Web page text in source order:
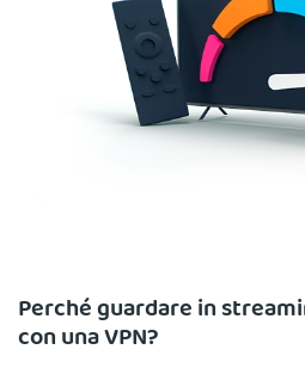
Perché guardare in
con una VPN?